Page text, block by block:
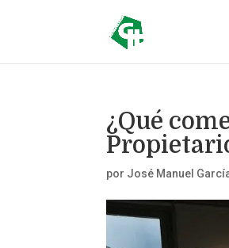
¿Qué
por José Manuel